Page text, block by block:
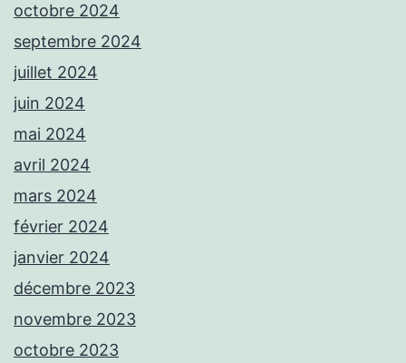
octobre 2024
septembre 2024
juillet 2024
juin 2024
mai 2024
avril 2024
mars 2024
février 2024
janvier 2024
décembre 2023
novembre 2023
octobre 2023